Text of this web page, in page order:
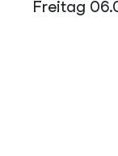
Freitag